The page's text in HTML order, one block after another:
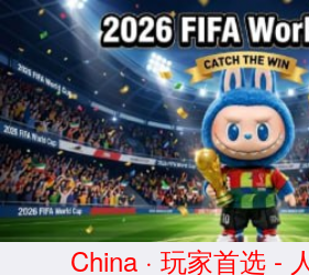
中国·老百汇(4001)有限公司-官方网站
News
Home> News
News Party Employee Showcase